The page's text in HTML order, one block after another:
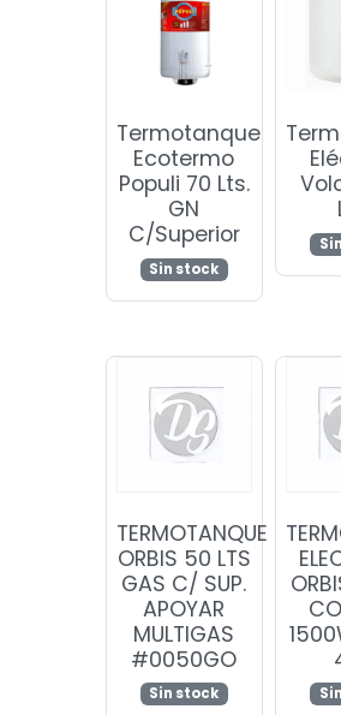
Termotanque
Ecotermo
Populi 70 Lts.
GN
C/Superior
Sin stock
TERMOTANQUE
ORBIS 50 LTS
GAS C/ SUP.
APOYAR
MULTIGAS
#0050GO
Sin stock